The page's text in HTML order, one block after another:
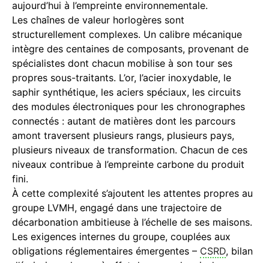
aujourd’hui à l’empreinte environnementale.
Les chaînes de valeur horlogères sont
structurellement complexes. Un calibre mécanique
intègre des centaines de composants, provenant de
spécialistes dont chacun mobilise à son tour ses
propres sous-traitants. L’or, l’acier inoxydable, le
saphir synthétique, les aciers spéciaux, les circuits
des modules électroniques pour les chronographes
connectés : autant de matières dont les parcours
amont traversent plusieurs rangs, plusieurs pays,
plusieurs niveaux de transformation. Chacun de ces
niveaux contribue à l’empreinte carbone du produit
fini.
À cette complexité s’ajoutent les attentes propres au
groupe LVMH, engagé dans une trajectoire de
décarbonation ambitieuse à l’échelle de ses maisons.
Les exigences internes du groupe, couplées aux
obligations réglementaires émergentes – CSRD, bilan